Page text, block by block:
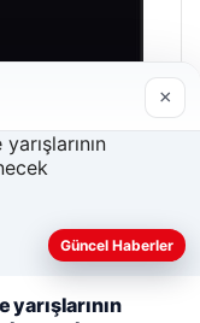
×
Güncel Haberler
yarışlarının